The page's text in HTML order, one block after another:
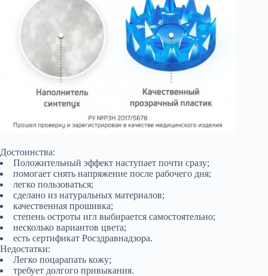
Достоинства:
Положительный эффект наступает почти сразу;
помогает снять напряжение после рабочего дня;
легко пользоваться;
сделано из натуральных материалов;
качественная прошивка;
степень остроты игл выбирается самостоятельно;
несколько вариантов цвета;
есть сертификат Росздравнадзора.
Недостатки:
Легко поцарапать кожу;
требует долгого привыкания.